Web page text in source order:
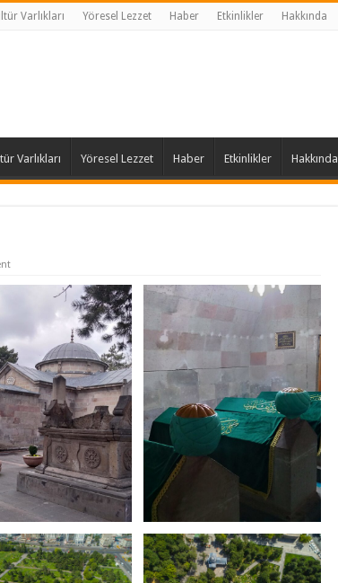
Varlıkları Yöresel Lezzet Haber Etkinlikler Hakkında
Varlıkları Yöresel Lezzet Haber Etkinlikler Hakkında